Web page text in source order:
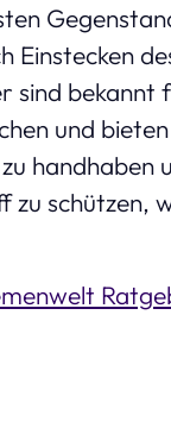
sind bekannt
und
handhaben
schützen,